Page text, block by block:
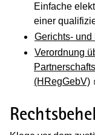
Einfache
einer
Gerichts- und
Verordnung
(HRegGebV)